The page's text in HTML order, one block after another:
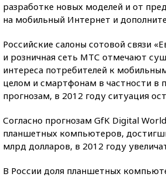
разработке новых моделей и от
на мобильный Интернет и
Российские салоны сотовой связи
и розничная сеть МТС отмечают
интереса потребителей к
целом и смартфонам в частности в
прогнозам, в 2012 году ситуация
Согласно прогнозам GfK Digital
планшетных компьютеров,
млрд долларов, в 2012 году
В России доля планшетных